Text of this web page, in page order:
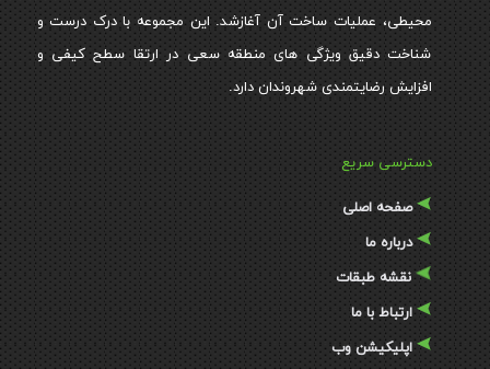
محیطی، عملیات ساخت آن آغازشد. این مجموعه با درک درست و
شناخت دقیق ویژگی های منطقه سعی در ارتقا سطح کیفی و
افزایش رضایتمندی شهروندان دارد.
دسترسی سریع
صفحه اصلی
درباره ما
نقشه طبقات
ارتباط با ما
اپلیکیشن وب